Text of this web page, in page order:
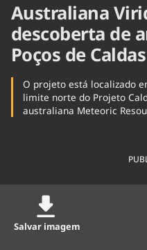
Australiana
descoberta de
Poços de Caldas
O projeto está localizado
limite norte do Projeto
australiana Meteoric
Salvar imagem